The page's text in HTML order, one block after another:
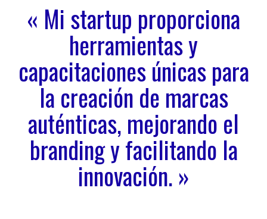
« Mi startup proporciona
herramientas y
capacitaciones únicas para
la creación de marcas
auténticas, mejorando el
branding y facilitando la
innovación. »